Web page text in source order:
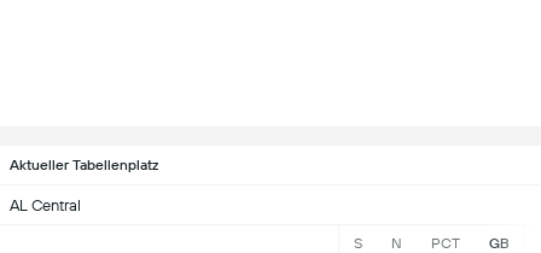
Aktueller Tabellenplatz
AL Central
S N PCT GB